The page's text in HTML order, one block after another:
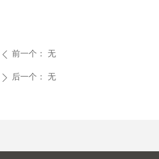
ꄴ 前一个： 无
ꄲ 后一个： 无